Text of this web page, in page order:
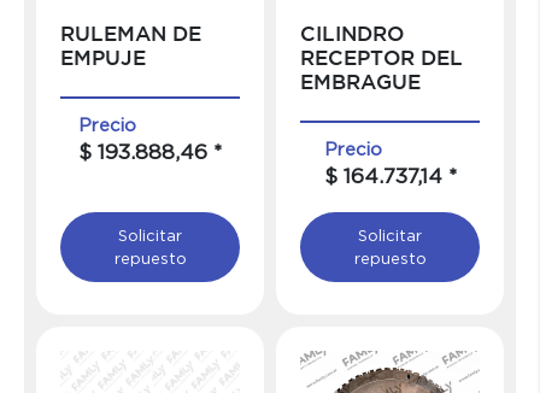
RULEMAN DE
EMPUJE
Precio
$ 193.888,46 *
Solicitar
repuesto
CILINDRO
RECEPTOR DEL
EMBRAGUE
Precio
$ 164.737,14 *
Solicitar
repuesto